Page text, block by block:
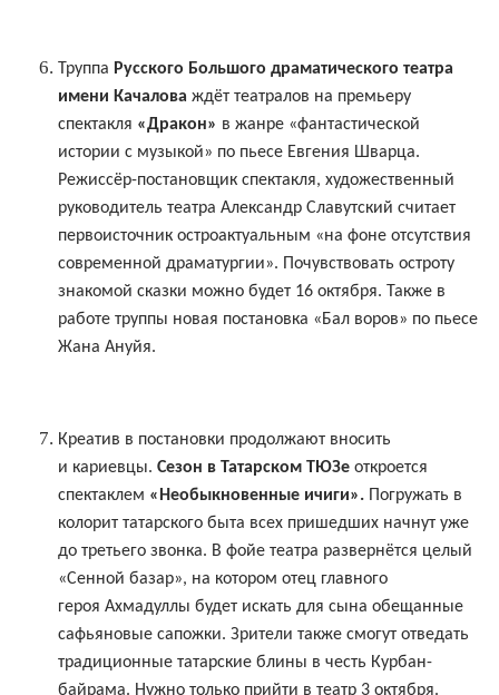
Труппа Русского Большого драматического театра
имени Качалова ждёт театралов на премьеру
спектакля «Дракон» в жанре «фантастической
истории с музыкой» по пьесе Евгения Шварца.
Режиссёр-постановщик спектакля, художественный
руководитель театра Александр Славутский считает
первоисточник остроактуальным «на фоне отсутствия
современной драматургии». Почувствовать остроту
знакомой сказки можно будет 16 октября. Также в
работе труппы новая постановка «Бал воров» по пьесе
Жана Ануйя.
Креатив в постановки продолжают вносить
и кариевцы. Сезон в Татарском ТЮЗе откроется
спектаклем «Необыкновенные ичиги». Погружать в
колорит татарского быта всех пришедших начнут уже
до третьего звонка. В фойе театра развернётся целый
«Сенной базар», на котором отец главного
героя Ахмадуллы будет искать для сына обещанные
сафьяновые сапожки. Зрители также смогут отведать
традиционные татарские блины в честь Курбан-
байрама. Нужно только прийти в театр 3 октября.